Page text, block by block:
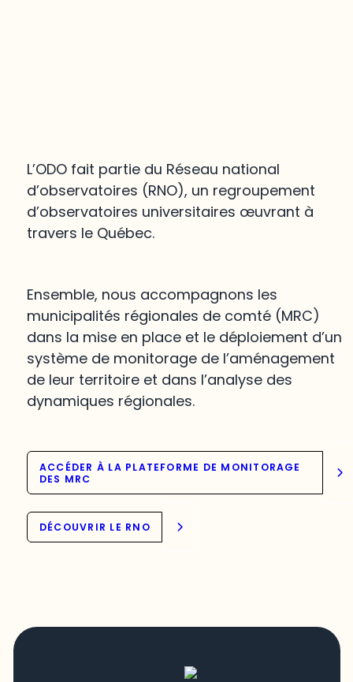
L’ODO fait partie du Réseau national
d’observatoires (RNO), un regroupement
d’observatoires universitaires œuvrant à
travers le Québec.
Ensemble, nous accompagnons les
municipalités régionales de comté (MRC)
dans la mise en place et le déploiement d’un
système de monitorage de l’aménagement
de leur territoire et dans l’analyse des
dynamiques régionales.
ACCÉDER À LA PLATEFORME DE MONITORAGE
DES MRC
DÉCOUVRIR LE RNO